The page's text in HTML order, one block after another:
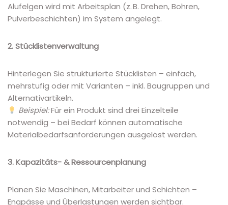
Alufelgen wird mit Arbeitsplan (z. B. Drehen, Bohren,
Pulverbeschichten) im System angelegt.
2. Stücklistenverwaltung
Hinterlegen Sie strukturierte Stücklisten – einfach,
mehrstufig oder mit Varianten – inkl. Baugruppen und
Alternativartikeln.
Beispiel:Für ein Produkt sind drei Einzelteile
notwendig – bei Bedarf können automatische
Materialbedarfsanforderungen ausgelöst werden.
3. Kapazitäts- & Ressourcenplanung
Planen Sie Maschinen, Mitarbeiter und Schichten –
Engpässe und Überlastungen werden sichtbar.